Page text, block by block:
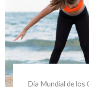
Día Mundial del